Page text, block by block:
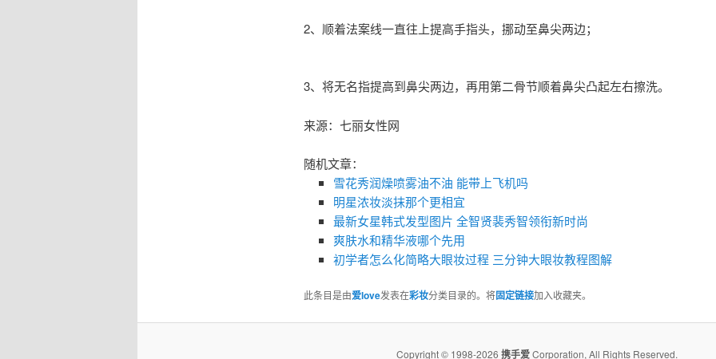
2、顺着法案线一直往上提高手指头，挪动至鼻尖两边；
3、将无名指提高到鼻尖两边，再用第二骨节顺着鼻尖凸起左右擦洗。
来源：七丽女性网
随机文章：
雪花秀润燥喷雾油不油 能带上飞机吗
明星浓妆淡抹那个更相宜
最新女星韩式发型图片 全智贤裴秀智领衔新时尚
爽肤水和精华液哪个先用
初学者怎么化简略大眼妆过程 三分钟大眼妆教程图解
此条目是由爱love发表在彩妆分类目录的。将固定链接加入收藏夹。
Copyright © 1998-2026 携手爱Corporation, All Rights Reserved.